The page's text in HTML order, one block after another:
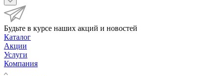
Будьте в курсе наших акций и новостей
Каталог
Акции
Услуги
Компания